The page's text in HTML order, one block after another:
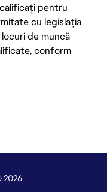
pentru
cu legislația
locuri de muncă
conform
2026